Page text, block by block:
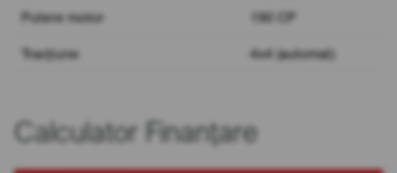
Putere motor 190 CP
Tracțiune 4x4 (automat)
Calculator Finanțare